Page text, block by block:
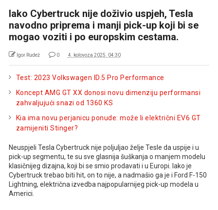
Iako Cybertruck nije doživio uspjeh, Tesla
navodno priprema i manji pick-up koji bi se
mogao voziti i po europskim cestama.
Igor Rudež 0 4. kolovoza 2025. 04:30
Test: 2023 Volkswagen ID.5 Pro Performance
Koncept AMG GT XX donosi novu dimenziju performansi
zahvaljujući snazi od 1360 KS
Kia ima novu perjanicu ponude: može li električni EV6 GT
zamijeniti Stinger?
Neuspjeli Tesla Cybertruck nije poljuljao želje Tesle da uspije i u
pick-up segmentu, te su sve glasnija šuškanja o manjem modelu
klasičnijeg dizajna, koji bi se smio prodavati i u Europi. Iako je
Cybertruck trebao biti hit, on to nije, a nadmašio ga je i Ford F-150
Lightning, električna izvedba najpopularnijeg pick-up modela u
Americi.